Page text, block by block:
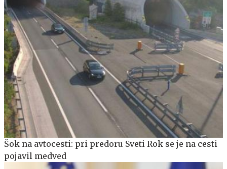
Šok na avtocesti: pri predoru Sveti Rok se je na cesti
pojavil medved